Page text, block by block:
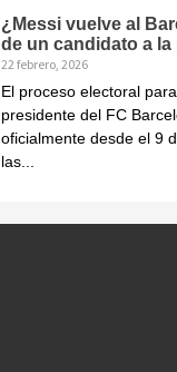
¿Messi vuelve al
de un candidato a
22 febrero, 2026
El proceso electoral
presidente del FC
oficialmente desde el 9
las...